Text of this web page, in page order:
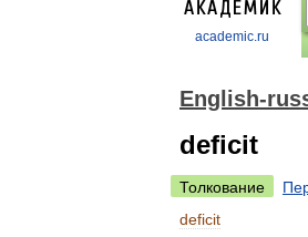
academic.ru
English-
deficit
Толкование
deficit